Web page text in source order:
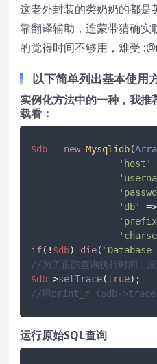
这老外封装的类奶奶的都是
靠翻译辅助，连蒙带猜确实
的觉得时间不够用，难受
以下简单列出基本使用
实例化方法中的一种，我
载看：
$db = new Mysqlidb(
'host'
'db'
=>
if(! $db) die(
//为了跟踪查询执行时间，
$db->setTrace(true
//用print_r ($db->trace);
运行原始SQL查询